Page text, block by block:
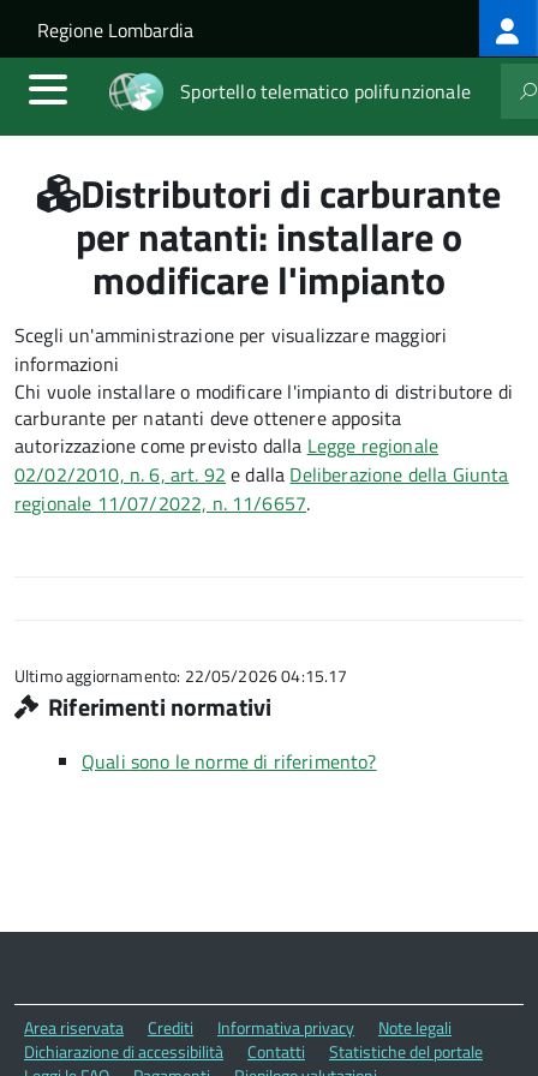
Salta al contenuto principale
Skip to site navigation
Regione Lombardia
Sportello telematico polifunzionale
Distributori di carburante
per natanti: installare o
modificare l'impianto
Scegli un'amministrazione per visualizzare maggiori
informazioni
Chi vuole installare o modificare l'impianto di distributore di
carburante per natanti deve ottenere apposita
autorizzazione come previsto dalla Legge regionale
02/02/2010, n. 6, art. 92 e dalla Deliberazione della Giunta
regionale 11/07/2022, n. 11/6657.
Ultimo aggiornamento: 22/05/2026 04:15.17
Riferimenti normativi
Quali sono le norme di riferimento?
Area riservata Crediti Informativa privacy
Note legali
Dichiarazione di accessibilità
Contatti
Statistiche del portale